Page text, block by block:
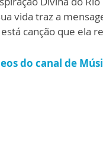
vida traz a
canção que ela
do canal de